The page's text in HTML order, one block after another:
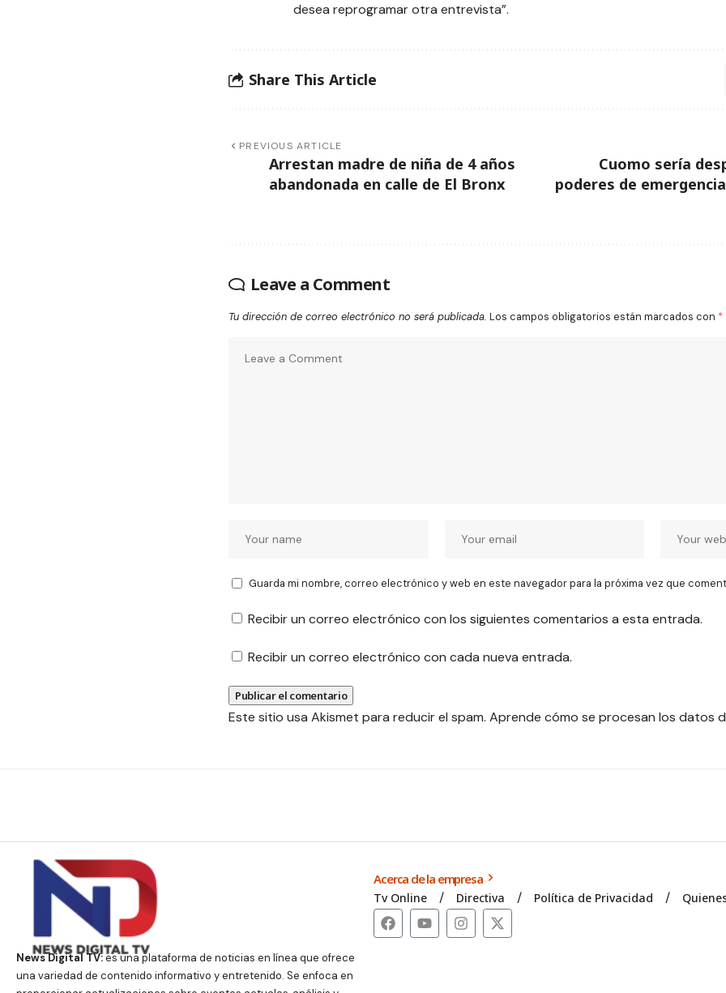
desea reprogramar otra entrevista”.
Share This Article
PREVIOUS ARTICLE
Arrestan madre de niña de 4 años
abandonada en calle de El Bronx
Cuomo sería
poderes de
Leave a Comment
Tu dirección de correo electrónico no será publicada. Los campos obligatorios están marcados con *
Guarda mi nombre, correo electrónico y web en este navegador para la próxima vez que
Recibir un correo electrónico con los siguientes comentarios a esta entrada.
Recibir un correo electrónico con cada nueva entrada.
Este sitio usa Akismet para reducir el spam. Aprende cómo se procesan los datos
News Digital TV:es una plataforma de noticias en línea que ofrece
una variedad de contenido informativo y entretenido. Se enfoca en
Acerca de la empresa
Tv Online Directiva Política de Privacidad